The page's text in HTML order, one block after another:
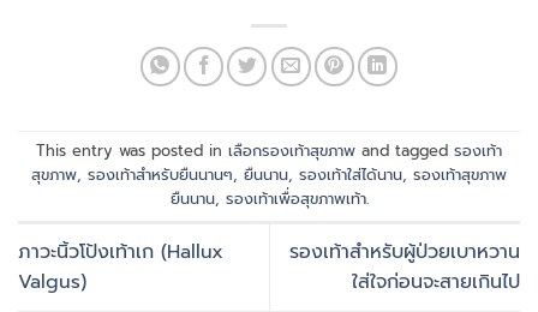
This entry was posted in เลือกรองเท้าสุขภาพ and tagged รองเท้า
สุขภาพ, รองเท้าสำหรับยืนนานๆ, ยืนนาน, รองเท้าใส่ได้นาน, รองเท้าสุขภาพ
ยืนนาน, รองเท้าเพื่อสุขภาพเท้า.
ภาวะนิ้วโป้งเท้าเก (Hallux
Valgus)
รองเท้าสำหรับผู้ป่วยเบาหวาน
ใส่ใจก่อนจะสายเกินไป